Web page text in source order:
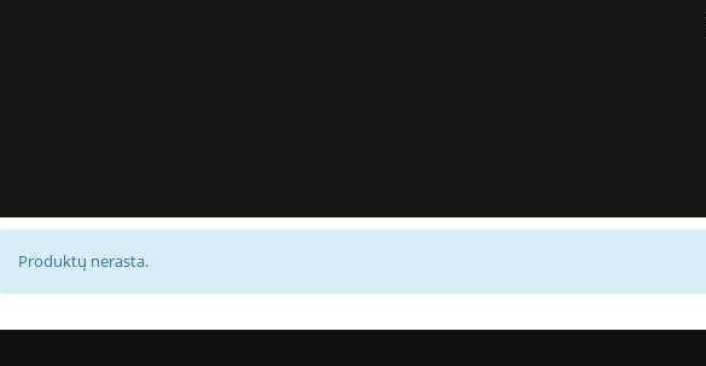
Produktų nerasta.